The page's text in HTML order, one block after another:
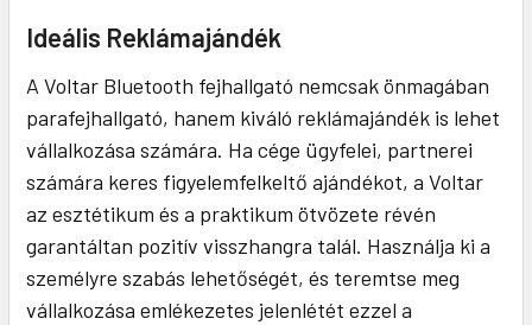
Ideális Reklámajándék
A Voltar Bluetooth fejhallgató nemcsak önmagában
parafejhallgató, hanem kiváló reklámajándék is lehet
vállalkozása számára. Ha cége ügyfelei, partnerei
számára keres figyelemfelkeltő ajándékot, a Voltar
az esztétikum és a praktikum ötvözete révén
garantáltan pozitív visszhangra talál. Használja ki a
személyre szabás lehetőségét, és teremtse meg
vállalkozása emlékezetes jelenlétét ezzel a